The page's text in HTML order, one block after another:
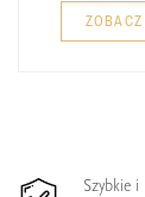
ZOBACZ
Szybkie